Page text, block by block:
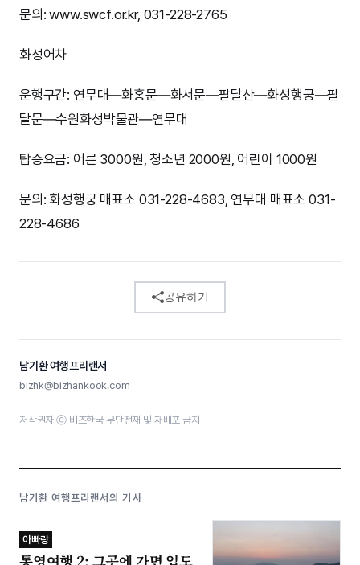
문의: www.swcf.or.kr, 031-228-2765
화성어차
운행구간: 연무대―화홍문―화서문―팔달산―화성행궁―팔
달문―수원화성박물관―연무대
탑승요금: 어른 3000원, 청소년 2000원, 어린이 1000원
문의: 화성행궁 매표소 031-228-4683, 연무대 매표소 031-
228-4686
공유하기
남기환 여행프리랜서
bizhk@bizhankook.com
저작권자 ⓒ 비즈한국 무단전재 및 재배포 금지
남기환 여행프리랜서의 기사
아빠랑
통영여행 2: 그곳에 가면 입도